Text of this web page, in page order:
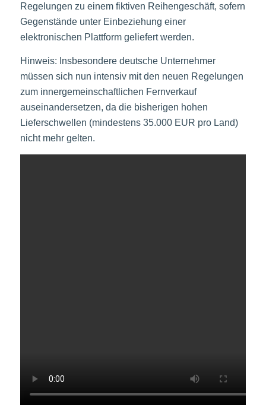
Regelungen zu einem fiktiven Reihengeschäft, sofern
Gegenstände unter Einbeziehung einer
elektronischen Plattform geliefert werden.
Hinweis: Insbesondere deutsche Unternehmer
müssen sich nun intensiv mit den neuen Regelungen
zum innergemeinschaftlichen Fernverkauf
auseinandersetzen, da die bisherigen hohen
Lieferschwellen (mindestens 35.000 EUR pro Land)
nicht mehr gelten.